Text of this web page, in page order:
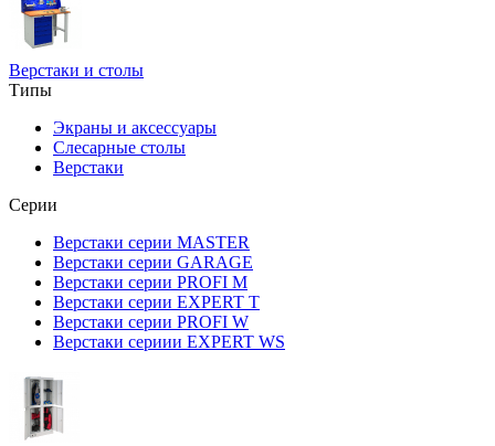
Верстаки и столы
Типы
Экраны и аксессуары
Слесарные столы
Верстаки
Серии
Верстаки серии MASTER
Верстаки серии GARAGE
Верстаки серии PROFI M
Верстаки серии EXPERT T
Верстаки серии PROFI W
Верстаки сериии EXPERT WS